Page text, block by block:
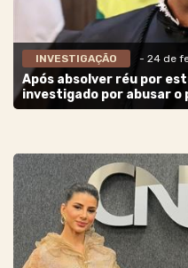
INVESTIGAÇÃO - 24 de
Após absolver réu por
investigado por abusar o